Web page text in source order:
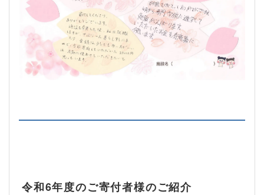
令和6年度のご寄付者様のご紹介